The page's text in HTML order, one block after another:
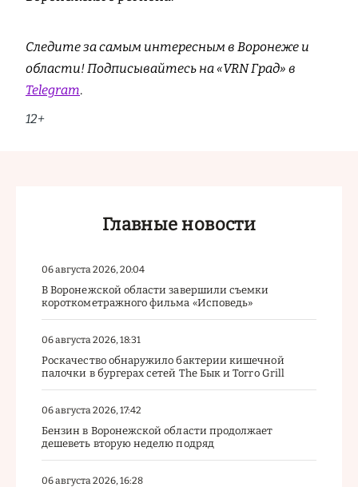
Следите за самым интересным в Воронеже и
области! Подписывайтесь на «VRN Град» в
Telegram.
12+
Главные новости
06 августа 2026, 20:04
В Воронежской области завершили съемки
короткометражного фильма «Исповедь»
06 августа 2026, 18:31
Роскачество обнаружило бактерии кишечной
палочки в бургерах сетей The Бык и Torro Grill
06 августа 2026, 17:42
Бензин в Воронежской области продолжает
дешеветь вторую неделю подряд
06 августа 2026, 16:28